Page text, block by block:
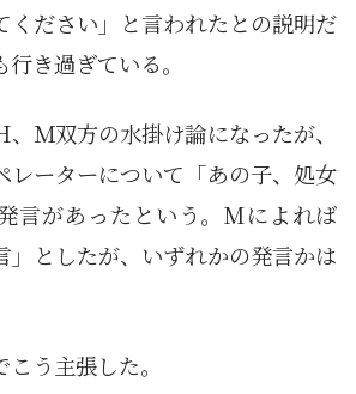
ください」と言われたとの説明だ
き過ぎている。
Ｍ双方の水掛け論になったが、
レーターについて「あの子、処女
言があったという。Mによれば
」としたが、いずれかの発言かは
う主張した。